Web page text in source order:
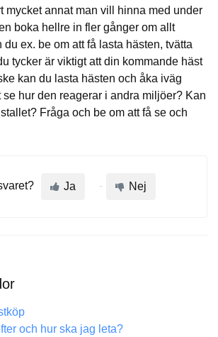
mycket annat man vill hinna med under
boka hellre in fler gånger om allt
du ex. be om att få lasta hästen, tvätta
tycker är viktigt att din kommande häst
kan du lasta hästen och åka iväg
se hur den reagerar i andra miljöer? Kan
Fråga och be om att få se och
Ja Nej
och hur ska jag leta?